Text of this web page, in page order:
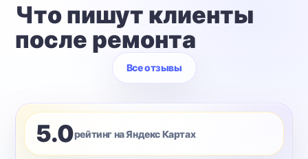
Что пишут клиенты
после ремонта
Все отзывы
5.0рейтинг на Яндекс Картах